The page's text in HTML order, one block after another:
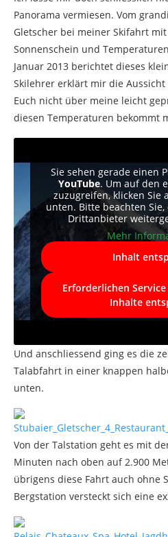
Panorama vermiesen. Vom
Gletscher bei meiner Skifahrt
Sonnenschein und
Januar 2013 berichtet dieses
Skilehrer erklärt mir die
Euch nicht über meine leicht
diesen Temperaturen bekommt
Sie sehen gerade einen
YouTube. Um auf den
zuzugreifen, klicken Sie
unten. Bitte beachten
Drittanbieter
Mehr
Inhalt
Erforderlichen
Inhalte
Und anschliessend ging es die
Talabfahrt in einer knappen
unten.
Von der Talstation geht es mit
Minuten nach oben auf 2.900
übrigens diese Fahrt auch ohne
Bergstation versteckt sich eine